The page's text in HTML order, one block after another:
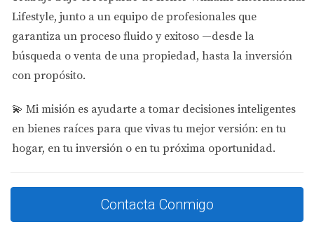
hogar más grande para sus dos hijos. Optaron por una
casa unifamiliar en una comunidad cerrada, donde
encontraron espacios amplios y un ambiente seguro
para sus hijos. La cercanía a buenas escuelas y parques
solo de su hogar, sino también de la comunidad activa
primer hogar. Después de considerar varias opciones,
Lifestyle, junto a un equipo de profesionales que
garantiza un proceso fluido y exitoso —desde la
búsqueda o venta de una propiedad, hasta la inversión
con propósito.
💫 Mi misión es ayudarte a tomar decisiones inteligentes
en bienes raíces para que vivas tu mejor versión: en tu
hogar, en tu inversión o en tu próxima oportunidad.
Contacta Conmigo